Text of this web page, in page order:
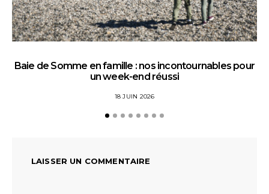
Baie de Somme en famille : nos incontournables pour
un week-end réussi
18 JUIN 2026
LAISSER UN COMMENTAIRE